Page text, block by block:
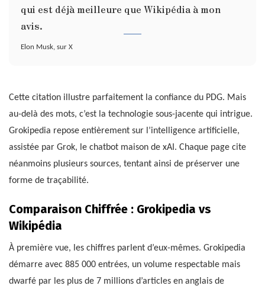
qui est déjà meilleure que Wikipédia à mon
avis.
Elon Musk, sur X
Cette citation illustre parfaitement la confiance du PDG. Mais
au-delà des mots, c’est la technologie sous-jacente qui intrigue.
Grokipedia repose entièrement sur l’intelligence artificielle,
assistée par Grok, le chatbot maison de xAI. Chaque page cite
néanmoins plusieurs sources, tentant ainsi de préserver une
forme de traçabilité.
Comparaison Chiffrée : Grokipedia vs
Wikipédia
À première vue, les chiffres parlent d’eux-mêmes. Grokipedia
démarre avec 885 000 entrées, un volume respectable mais
dwarfé par les plus de 7 millions d’articles en anglais de